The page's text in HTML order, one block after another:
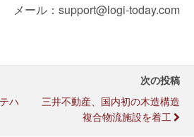
メール：support@logi-today.com
ハ
次の投稿
三井不動産、国内初の木造構造
複合物流施設を着工